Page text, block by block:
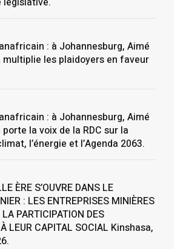
: à Johannesburg, Aimé
multiplie les plaidoyers en faveur
: à Johannesburg, Aimé
la voix de la RDC sur la
l’énergie et l’Agenda 2063.
ÈRE S’OUVRE DANS LE
: LES ENTREPRISES MINIÈRES
PARTICIPATION DES
LEUR CAPITAL SOCIAL Kinshasa,